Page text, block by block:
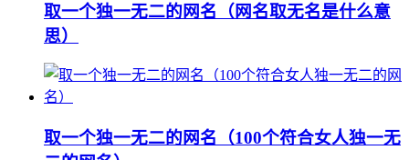
取一个独一无二的网名（网名取无名是什么意
思）
取一个独一无二的网名（100个符合女人独一无